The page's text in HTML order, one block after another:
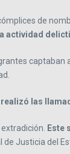
de
actividad
las
Este
Justicia del